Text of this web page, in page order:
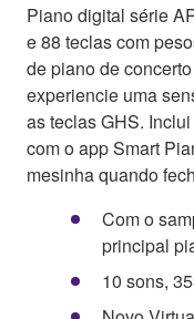
Piano digital série
e 88 teclas com
de piano de
experiencie uma
as teclas GHS.
com o app Smart
mesinha quando
Com o
principal
10 sons,